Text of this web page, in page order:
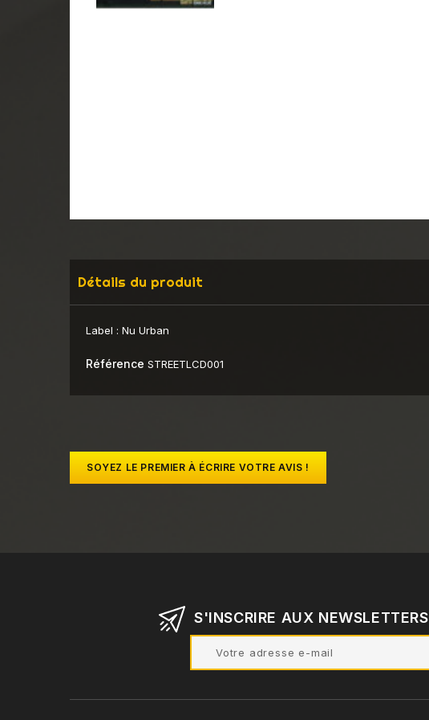
Détails du produit
Label : Nu Urban
Référence STREETLCD001
SOYEZ LE PREMIER À ÉCRIRE VOTRE AVIS !
S'INSCRIRE AUX NEWSLETTERS